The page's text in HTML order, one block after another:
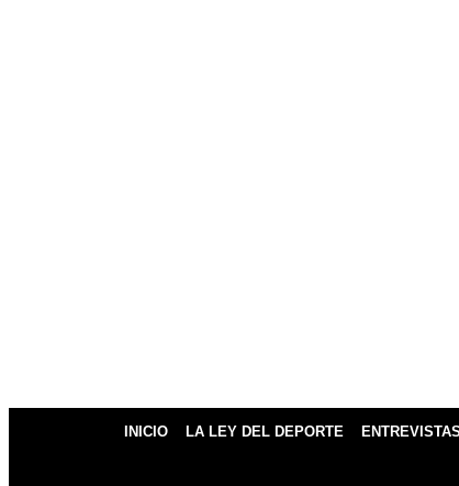
INICIO LA LEY DEL DEPORTE